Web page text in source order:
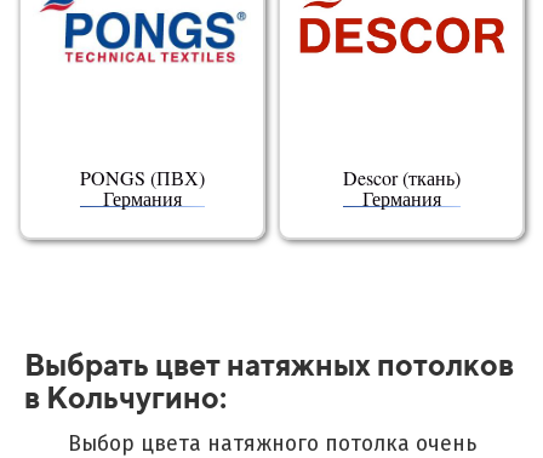
PONGS (ПВХ)
Германия
Descor (ткань)
Германия
Выбрать цвет натяжных потолков
в Кольчугино:
Выбор цвета натяжного потолка очень